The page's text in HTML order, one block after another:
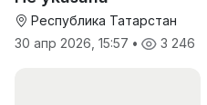
Республика Татарстан
30 апр 2026, 15:57 • 3 246